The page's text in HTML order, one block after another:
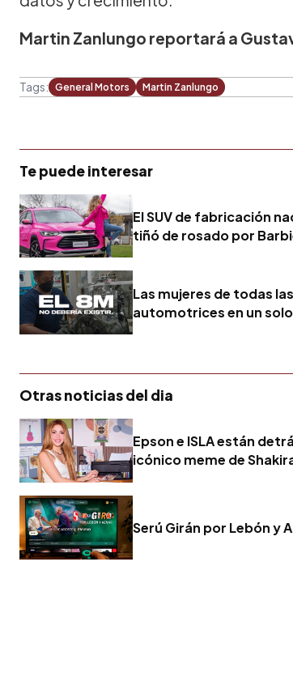
Martin Zanlungo reportará a
Tags: General Motors Martin Zanlungo
Te puede interesar
El SUV de fabricación
tiñó de rosado por
Las mujeres de todas
automotrices en un
Otras noticias del dia
Epson e ISLA están
icónico meme de
Serú Girán por Lebón y